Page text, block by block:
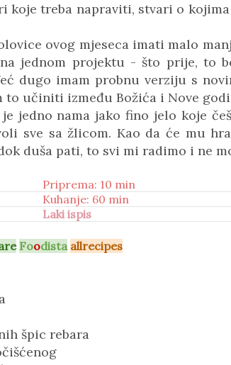
treba napraviti, stvari o
ovog mjeseca imati malo
jednom projektu - što prije, to
dugo imam probnu verziju s
učiniti između Božića i Nove
jedno nama jako fino jelo koje
sve sa žlicom. Kao da će mu
duša pati, to svi mi radimo i ne
Priprema: 10 min
Kuhanje: 60 min
Laki ispis
Foodista allrecipes
špic rebara